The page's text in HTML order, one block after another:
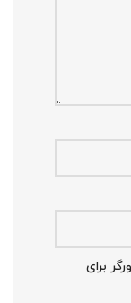
برای